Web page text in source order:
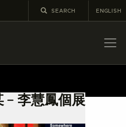
ENGLISH
﹣李慧鳳個展